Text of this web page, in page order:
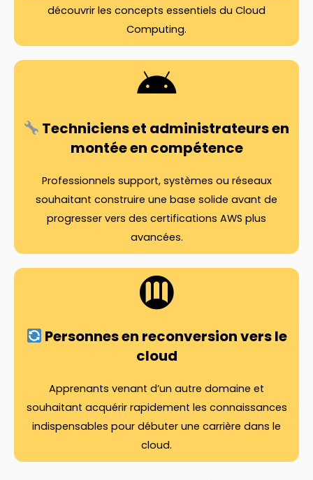
découvrir les concepts essentiels du Cloud
Computing.
Techniciens et administrateurs en
montée en compétence
Professionnels support, systèmes ou réseaux
souhaitant construire une base solide avant de
progresser vers des certifications AWS plus
avancées.
Personnes en reconversion vers le
cloud
Apprenants venant d’un autre domaine et
souhaitant acquérir rapidement les connaissances
indispensables pour débuter une carrière dans le
cloud.